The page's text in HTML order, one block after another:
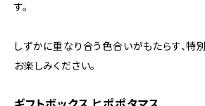
す。
しずかに重なり合う色合いがもたらす、特
お楽しみください。